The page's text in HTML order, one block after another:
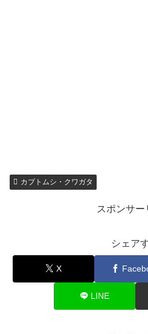
カブトムシ・クワガタ
スポンサー
シェア
X
LINE